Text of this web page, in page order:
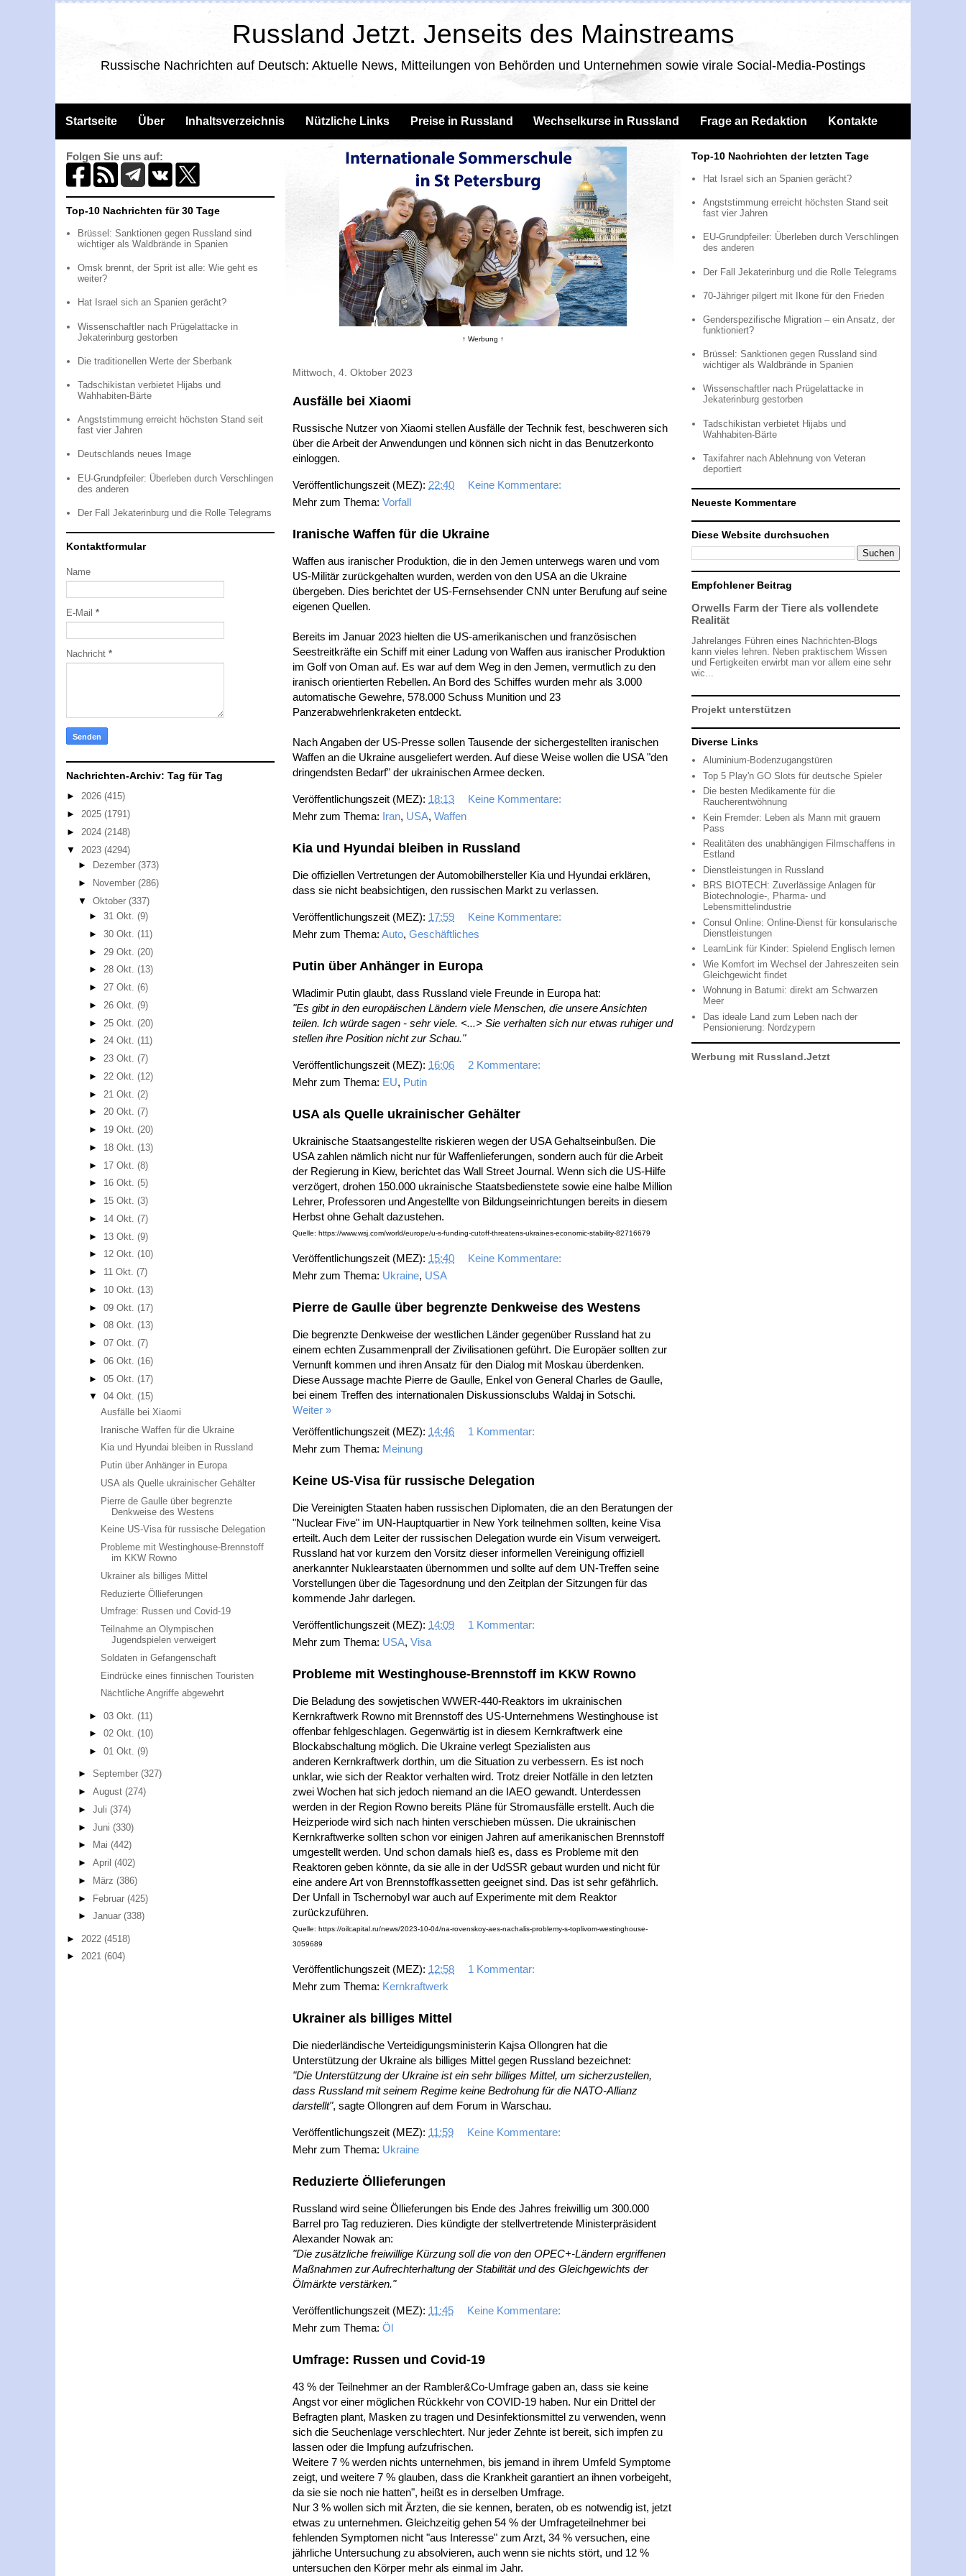
Russland Jetzt. Jenseits des Mainstreams
Russische Nachrichten auf Deutsch: Aktuelle News, Mitteilungen von Behörden und Unternehmen sowie virale Social-Media-Postings
Startseite Über Inhaltsverzeichnis Nützliche Links Preise in Russland Wechselkurse in Russland Frage an Redaktion Kontakte
↑ Werbung ↑
Mittwoch, 4. Oktober 2023
Ausfälle bei Xiaomi
Russische Nutzer von Xiaomi stellen Ausfälle der Technik fest, beschweren sich
über die Arbeit der Anwendungen und können sich nicht in das Benutzerkonto
einloggen.
Veröffentlichungszeit (MEZ): 22:40
Keine Kommentare:
Mehr zum Thema: Vorfall
Iranische Waffen für die Ukraine
Waffen aus iranischer Produktion, die in den Jemen unterwegs waren und vom
US-Militär zurückgehalten wurden, werden von den USA an die Ukraine
übergeben. Dies berichtet der US-Fernsehsender CNN unter Berufung auf seine
eigenen Quellen.
Bereits im Januar 2023 hielten die US-amerikanischen und französischen
Seestreitkräfte ein Schiff mit einer Ladung von Waffen aus iranischer Produktion
im Golf von Oman auf. Es war auf dem Weg in den Jemen, vermutlich zu den
iranisch orientierten Rebellen. An Bord des Schiffes wurden mehr als 3.000
automatische Gewehre, 578.000 Schuss Munition und 23
Panzerabwehrlenkraketen entdeckt.
Nach Angaben der US-Presse sollen Tausende der sichergestellten iranischen
Waffen an die Ukraine ausgeliefert werden. Auf diese Weise wollen die USA "den
dringendsten Bedarf" der ukrainischen Armee decken.
Veröffentlichungszeit (MEZ): 18:13
Keine Kommentare:
Mehr zum Thema: Iran, USA, Waffen
Kia und Hyundai bleiben in Russland
Die offiziellen Vertretungen der Automobilhersteller Kia und Hyundai erklären,
dass sie nicht beabsichtigen, den russischen Markt zu verlassen.
Veröffentlichungszeit (MEZ): 17:59
Keine Kommentare:
Mehr zum Thema: Auto, Geschäftliches
Putin über Anhänger in Europa
Wladimir Putin glaubt, dass Russland viele Freunde in Europa hat:
"Es gibt in den europäischen Ländern viele Menschen, die unsere Ansichten
teilen. Ich würde sagen - sehr viele. <...> Sie verhalten sich nur etwas ruhiger und
stellen ihre Position nicht zur Schau."
Veröffentlichungszeit (MEZ): 16:06
2 Kommentare:
Mehr zum Thema: EU, Putin
USA als Quelle ukrainischer Gehälter
Ukrainische Staatsangestellte riskieren wegen der USA Gehaltseinbußen. Die
USA zahlen nämlich nicht nur für Waffenlieferungen, sondern auch für die Arbeit
der Regierung in Kiew, berichtet das Wall Street Journal. Wenn sich die US-Hilfe
verzögert, drohen 150.000 ukrainische Staatsbedienstete sowie eine halbe Million
Lehrer, Professoren und Angestellte von Bildungseinrichtungen bereits in diesem
Herbst ohne Gehalt dazustehen.
Quelle: https://www.wsj.com/world/europe/u-s-funding-cutoff-threatens-ukraines-economic-stability-82716679
Veröffentlichungszeit (MEZ): 15:40
Keine Kommentare:
Mehr zum Thema: Ukraine, USA
Pierre de Gaulle über begrenzte Denkweise des Westens
Die begrenzte Denkweise der westlichen Länder gegenüber Russland hat zu
einem echten Zusammenprall der Zivilisationen geführt. Die Europäer sollten zur
Vernunft kommen und ihren Ansatz für den Dialog mit Moskau überdenken.
Diese Aussage machte Pierre de Gaulle, Enkel von General Charles de Gaulle,
bei einem Treffen des internationalen Diskussionsclubs Waldaj in Sotschi.
Weiter »
Veröffentlichungszeit (MEZ): 14:46
1 Kommentar:
Mehr zum Thema: Meinung
Keine US-Visa für russische Delegation
Die Vereinigten Staaten haben russischen Diplomaten, die an den Beratungen der
"Nuclear Five" im UN-Hauptquartier in New York teilnehmen sollten, keine Visa
erteilt. Auch dem Leiter der russischen Delegation wurde ein Visum verweigert.
Russland hat vor kurzem den Vorsitz dieser informellen Vereinigung offiziell
anerkannter Nuklearstaaten übernommen und sollte auf dem UN-Treffen seine
Vorstellungen über die Tagesordnung und den Zeitplan der Sitzungen für das
kommende Jahr darlegen.
Veröffentlichungszeit (MEZ): 14:09
1 Kommentar:
Mehr zum Thema: USA, Visa
Probleme mit Westinghouse-Brennstoff im KKW Rowno
Die Beladung des sowjetischen WWER-440-Reaktors im ukrainischen
Kernkraftwerk Rowno mit Brennstoff des US-Unternehmens Westinghouse ist
offenbar fehlgeschlagen. Gegenwärtig ist in diesem Kernkraftwerk eine
Blockabschaltung möglich. Die Ukraine verlegt Spezialisten aus
anderen Kernkraftwerk dorthin, um die Situation zu verbessern. Es ist noch
unklar, wie sich der Reaktor verhalten wird. Trotz dreier Notfälle in den letzten
zwei Wochen hat sich jedoch niemand an die IAEO gewandt. Unterdessen
werden in der Region Rowno bereits Pläne für Stromausfälle erstellt. Auch die
Heizperiode wird sich nach hinten verschieben müssen. Die ukrainischen
Kernkraftwerke sollten schon vor einigen Jahren auf amerikanischen Brennstoff
umgestellt werden. Und schon damals hieß es, dass es Probleme mit den
Reaktoren geben könnte, da sie alle in der UdSSR gebaut wurden und nicht für
eine andere Art von Brennstoffkassetten geeignet sind. Das ist sehr gefährlich.
Der Unfall in Tschernobyl war auch auf Experimente mit dem Reaktor
zurückzuführen.
Quelle: https://oilcapital.ru/news/2023-10-04/na-rovenskoy-aes-nachalis-problemy-s-toplivom-westinghouse-
3059689
Veröffentlichungszeit (MEZ): 12:58
1 Kommentar:
Mehr zum Thema: Kernkraftwerk
Ukrainer als billiges Mittel
Die niederländische Verteidigungsministerin Kajsa Ollongren hat die
Unterstützung der Ukraine als billiges Mittel gegen Russland bezeichnet:
"Die Unterstützung der Ukraine ist ein sehr billiges Mittel, um sicherzustellen,
dass Russland mit seinem Regime keine Bedrohung für die NATO-Allianz
darstellt", sagte Ollongren auf dem Forum in Warschau.
Veröffentlichungszeit (MEZ): 11:59
Keine Kommentare:
Mehr zum Thema: Ukraine
Reduzierte Öllieferungen
Russland wird seine Öllieferungen bis Ende des Jahres freiwillig um 300.000
Barrel pro Tag reduzieren. Dies kündigte der stellvertretende Ministerpräsident
Alexander Nowak an:
"Die zusätzliche freiwillige Kürzung soll die von den OPEC+-Ländern ergriffenen
Maßnahmen zur Aufrechterhaltung der Stabilität und des Gleichgewichts der
Ölmärkte verstärken."
Veröffentlichungszeit (MEZ): 11:45
Keine Kommentare:
Mehr zum Thema: Öl
Umfrage: Russen und Covid-19
43 % der Teilnehmer an der Rambler&Co-Umfrage gaben an, dass sie keine
Angst vor einer möglichen Rückkehr von COVID-19 haben. Nur ein Drittel der
Befragten plant, Masken zu tragen und Desinfektionsmittel zu verwenden, wenn
sich die Seuchenlage verschlechtert. Nur jeder Zehnte ist bereit, sich impfen zu
lassen oder die Impfung aufzufrischen.
Weitere 7 % werden nichts unternehmen, bis jemand in ihrem Umfeld Symptome
zeigt, und weitere 7 % glauben, dass die Krankheit garantiert an ihnen vorbeigeht,
da sie sie noch nie hatten", heißt es in derselben Umfrage.
Nur 3 % wollen sich mit Ärzten, die sie kennen, beraten, ob es notwendig ist, jetzt
etwas zu unternehmen. Gleichzeitig gehen 54 % der Umfrageteilnehmer bei
fehlenden Symptomen nicht "aus Interesse" zum Arzt, 34 % versuchen, eine
jährliche Untersuchung zu absolvieren, auch wenn sie nichts stört, und 12 %
untersuchen den Körper mehr als einmal im Jahr.
Folgen Sie uns auf:
Top-10 Nachrichten für 30 Tage
Brüssel: Sanktionen gegen Russland sind
wichtiger als Waldbrände in Spanien
Omsk brennt, der Sprit ist alle: Wie geht es
weiter?
Hat Israel sich an Spanien gerächt?
Wissenschaftler nach Prügelattacke in
Jekaterinburg gestorben
Die traditionellen Werte der Sberbank
Tadschikistan verbietet Hijabs und
Wahhabiten-Bärte
Angststimmung erreicht höchsten Stand seit
fast vier Jahren
Deutschlands neues Image
EU-Grundpfeiler: Überleben durch Verschlingen
des anderen
Der Fall Jekaterinburg und die Rolle Telegrams
Kontaktformular
Name
E-Mail *
Nachricht *
Nachrichten-Archiv: Tag für Tag
► 2026 (415)
► 2025 (1791)
► 2024 (2148)
▼ 2023 (4294)
►
Dezember (373)
►
November (286)
▼ Oktober (337)
►31 Okt.(9)
►30 Okt.(11)
► 29 Okt.(20)
►28 Okt.(13)
►27 Okt.(6)
► 26 Okt.(9)
► 25 Okt.(20)
►24 Okt.(11)
►23 Okt.(7)
► 22 Okt.(12)
► 21 Okt.(2)
►20 Okt.(7)
► 19 Okt.(20)
► 18 Okt.(13)
► 17 Okt.(8)
► 16 Okt.(5)
► 15 Okt.(3)
► 14 Okt.(7)
► 13 Okt.(9)
► 12 Okt.(10)
► 11 Okt.(7)
► 10 Okt.(13)
►09 Okt.(17)
►08 Okt.(13)
►07 Okt.(7)
►06 Okt.(16)
►05 Okt.(17)
▼04 Okt.(15)
Ausfälle bei Xiaomi
Iranische Waffen für die Ukraine
Kia und Hyundai bleiben in Russland
Putin über Anhänger in Europa
USA als Quelle ukrainischer Gehälter
Pierre de Gaulle über begrenzte
Denkweise des Westens
Keine US-Visa für russische Delegation
Probleme mit Westinghouse-Brennstoff
im KKW Rowno
Ukrainer als billiges Mittel
Reduzierte Öllieferungen
Umfrage: Russen und Covid-19
Teilnahme an Olympischen
Jugendspielen verweigert
Soldaten in Gefangenschaft
Eindrücke eines finnischen Touristen
Nächtliche Angriffe abgewehrt
►03 Okt.(11)
►02 Okt.(10)
►01 Okt.(9)
► September (327)
► August (274)
► Juli (374)
► Juni (330)
►
Mai (442)
► April (402)
►
März (386)
► Februar (425)
► Januar (338)
► 2022 (4518)
► 2021 (604)
Top-10 Nachrichten der letzten Tage
Hat Israel sich an Spanien gerächt?
Angststimmung erreicht höchsten Stand seit
fast vier Jahren
EU-Grundpfeiler: Überleben durch Verschlingen
des anderen
Der Fall Jekaterinburg und die Rolle Telegrams
70-Jähriger pilgert mit Ikone für den Frieden
Genderspezifische Migration – ein Ansatz, der
funktioniert?
Brüssel: Sanktionen gegen Russland sind
wichtiger als Waldbrände in Spanien
Wissenschaftler nach Prügelattacke in
Jekaterinburg gestorben
Tadschikistan verbietet Hijabs und
Wahhabiten-Bärte
Taxifahrer nach Ablehnung von Veteran
deportiert
Neueste Kommentare
Diese Website durchsuchen
Empfohlener Beitrag
Orwells Farm der Tiere als vollendete
Realität
Jahrelanges Führen eines Nachrichten-Blogs
kann vieles lehren. Neben praktischem Wissen
und Fertigkeiten erwirbt man vor allem eine sehr
wic...
Projekt unterstützen
Diverse Links
Aluminium-Bodenzugangstüren
Top 5 Play'n GO Slots für deutsche Spieler
Die besten Medikamente für die
Raucherentwöhnung
Kein Fremder: Leben als Mann mit grauem
Pass
Realitäten des unabhängigen Filmschaffens in
Estland
Dienstleistungen in Russland
BRS BIOTECH: Zuverlässige Anlagen für
Biotechnologie-, Pharma- und
Lebensmittelindustrie
Consul Online: Online-Dienst für konsularische
Dienstleistungen
LearnLink für Kinder: Spielend Englisch lernen
Wie Komfort im Wechsel der Jahreszeiten sein
Gleichgewicht findet
Wohnung in Batumi: direkt am Schwarzen
Meer
Das ideale Land zum Leben nach der
Pensionierung: Nordzypern
Werbung mit Russland.Jetzt